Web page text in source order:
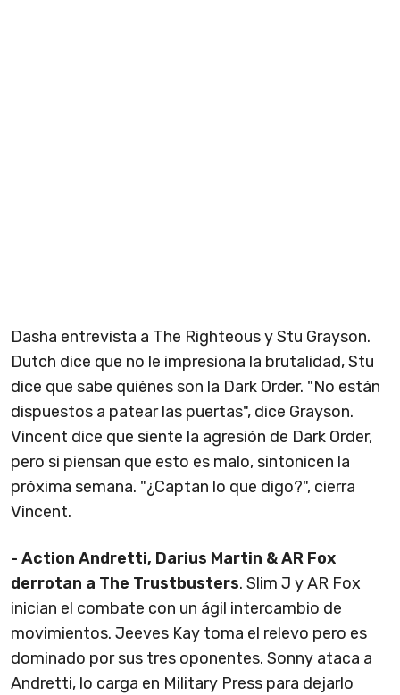
Dasha entrevista a The Righteous y Stu Grayson.
Dutch dice que no le impresiona la brutalidad, Stu
dice que sabe quiènes son la Dark Order. "No están
dispuestos a patear las puertas", dice Grayson.
Vincent dice que siente la agresión de Dark Order,
pero si piensan que esto es malo, sintonicen la
próxima semana. "¿Captan lo que digo?", cierra
Vincent.
- Action Andretti, Darius Martin & AR Fox
derrotan a The Trustbusters. Slim J y AR Fox
inician el combate con un ágil intercambio de
movimientos. Jeeves Kay toma el relevo pero es
dominado por sus tres oponentes. Sonny ataca a
Andretti, lo carga en Military Press para dejarlo